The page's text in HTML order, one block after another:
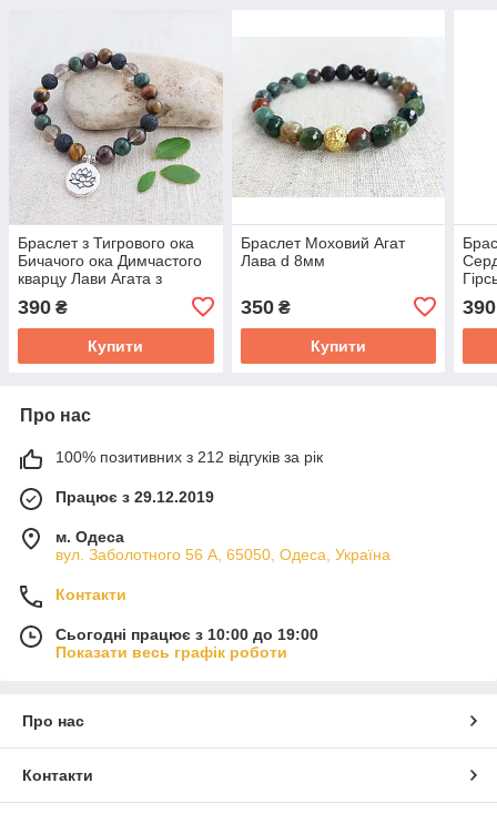
Браслет з Тигрового ока
Бичачого ока Димчастого
кварцу Лави Агата з
390 ₴
Купити
Браслет Моховий Агат
Лава d 8мм
350₴
Купити
390
Про нас
100% позитивних з 212 відгуків за рік
Працює з 29.12.2019
м. Одеса
вул. Заболотного 56 А, 65050, Одеса, Україна
Контакти
Сьогодні працює з 10:00 до 19:00
Показати весь графік роботи
Про нас
Контакти